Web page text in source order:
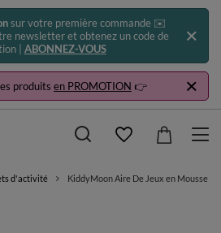
sur votre première commande ✉️
newsletter et obtenez un code de
| ABONNEZ-VOUS
produits en PROMOTION 👉
d'activité KiddyMoon Aire De Jeux en Mousse